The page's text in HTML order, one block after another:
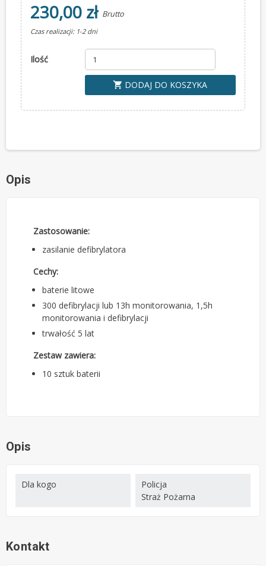
230,00 zł Brutto
Czas realizacji: 1-2 dni
Ilość
shopping_cart DODAJ DO KOSZYKA
Opis
Zastosowanie:
zasilanie defibrylatora
Cechy:
baterie litowe
300 defibrylacji lub 13h monitorowania, 1,5h
monitorowania i defibrylacji
trwałość 5 lat
Zestaw zawiera:
10 sztuk baterii
Opis
Dla kogo
Policja
Straż Pożarna
Kontakt